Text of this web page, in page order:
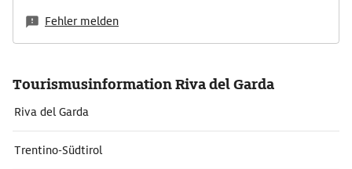
Fehler melden
Tourismusinformation Riva del Garda
Riva del Garda
Trentino-Südtirol